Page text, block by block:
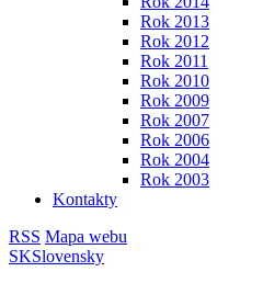
Rok 2013
Rok 2012
Rok 2011
Rok 2010
Rok 2009
Rok 2007
Rok 2006
Rok 2004
Rok 2003
Kontakty
RSS Mapa webu
SKSlovensky